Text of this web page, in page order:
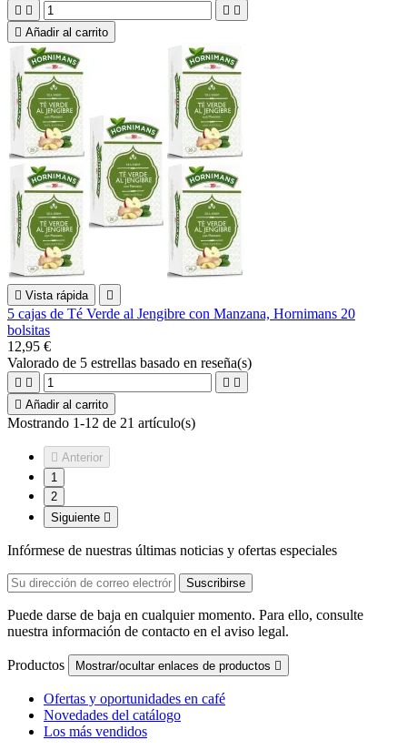
   
 Añadir al carrito
 Vista rápida 
5 cajas de Té Verde al Jengibre con Manzana, Hornimans 20
bolsitas
12,95 €
Valorado de 5 estrellas basado en reseña(s)
   
 Añadir al carrito
Mostrando 1-12 de 21 artículo(s)
 Anterior
1
2
Siguiente 
Infórmese de nuestras últimas noticias y ofertas especiales
Puede darse de baja en cualquier momento. Para ello, consulte
nuestra información de contacto en el aviso legal.
Productos Mostrar/ocultar enlaces de productos 
Ofertas y oportunidades en café
Novedades del catálogo
Los más vendidos